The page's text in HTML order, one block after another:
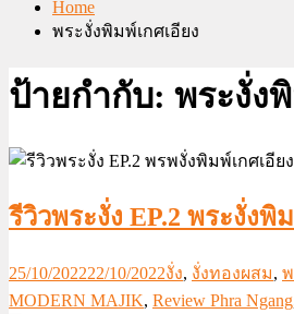
Home
พระงั่งพิมพ์เกศเอียง
ป้ายกำกับ: พระงั่ง
รีวิวพระงั่ง EP.2 พระงั่งพิ
25/10/202222/10/2022งั่ง, งั่งทองผสม,
MODERN MAJIK, Review Phra Ngang